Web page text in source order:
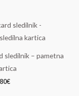
sledilnik – pametna
€
Trenutna
cena
je: